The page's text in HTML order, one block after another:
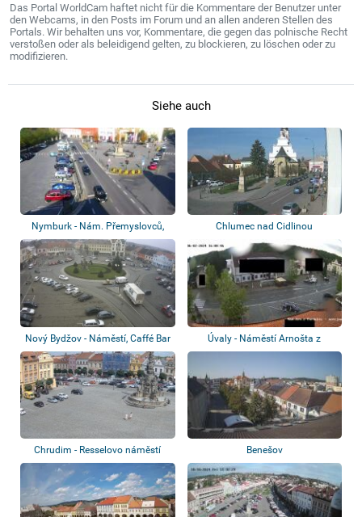
Das Portal WorldCam haftet nicht für die Kommentare der Benutzer unter
den Webcams, in den Posts im Forum und an allen anderen Stellen des
Portals. Wir behalten uns vor, Kommentare, die gegen das polnische Recht
verstoßen oder als beleidigend gelten, zu blockieren, zu löschen oder zu
modifizieren.
Siehe auch
Nymburk - Nám. Přemyslovců,
Vlakové Nádr...
Chlumec nad Cidlinou
Nový Bydžov - Náměstí, Caffé Bar
Matrix
Úvaly - Náměstí Arnošta z
Pardubic
Chrudim - Resselovo náměstí Benešov